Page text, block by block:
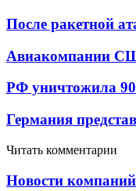
После ракетной
Авиакомпании
РФ уничтожила
Германия
Читать комментарии
Новости компаний